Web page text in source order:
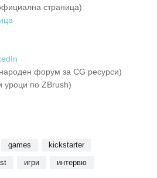
страница)
форум за CG ресурси)
уроци по ZBrush)
games
kickstarter
игри
интервю